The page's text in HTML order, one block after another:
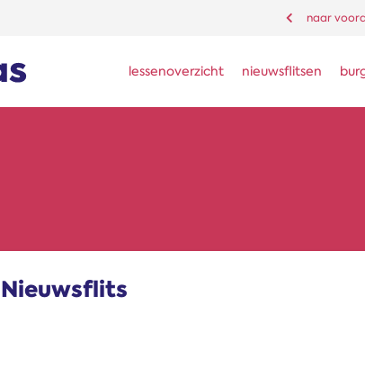
naar
lessenoverzicht nieuwsflitsen
Nieuwsflits